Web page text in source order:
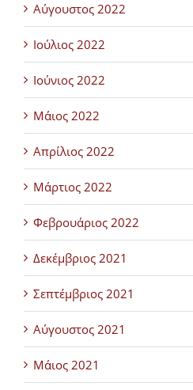
Αύγουστος 2022
Ιούλιος 2022
Ιούνιος 2022
Μάιος 2022
Απρίλιος 2022
Μάρτιος 2022
Φεβρουάριος 2022
Δεκέμβριος 2021
Σεπτέμβριος 2021
Αύγουστος 2021
Μάιος 2021